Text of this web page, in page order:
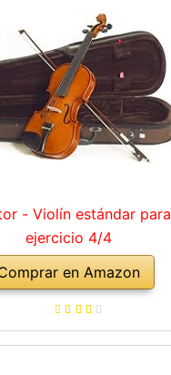
- Violín estándar para
ejercicio 4/4
en Amazon